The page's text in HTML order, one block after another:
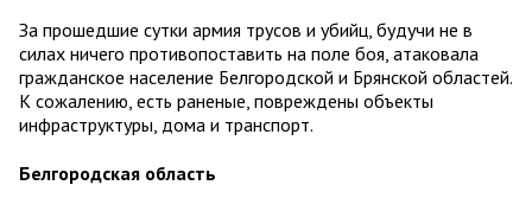
За прошедшие сутки армия трусов и убийц, будучи не в
силах ничего противопоставить на поле боя, атаковала
гражданское население Белгородской и Брянской областей.
К сожалению, есть раненые, повреждены объекты
инфраструктуры, дома и транспорт.
Белгородская область